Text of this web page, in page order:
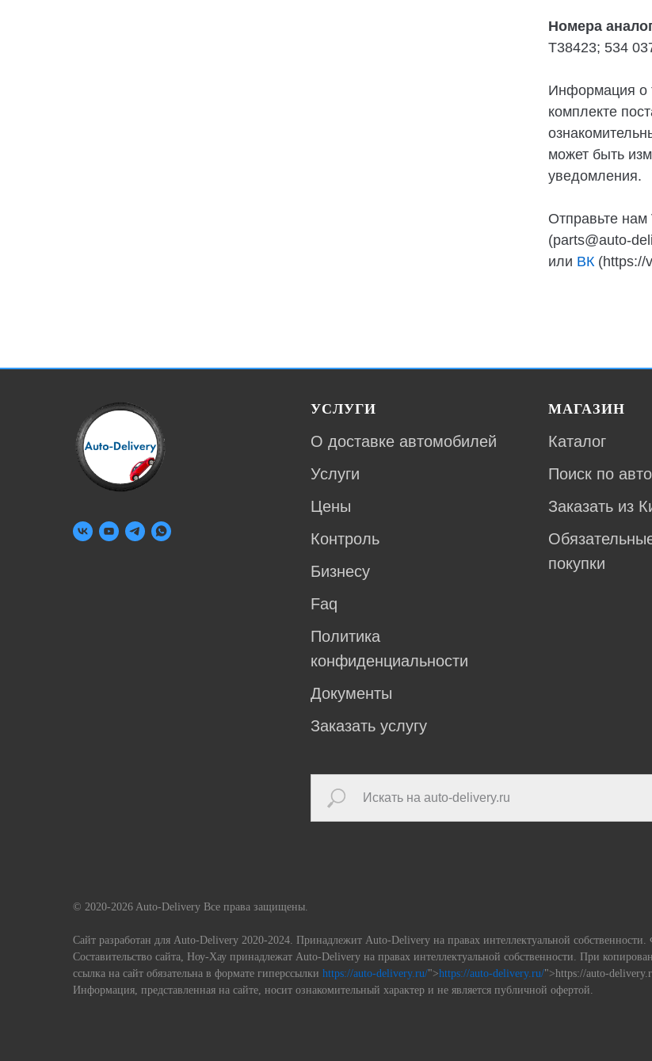
Номера
T38423; 534
Информация о
комплекте
может быть
уведомления.
Отправьте нам
(parts@auto-
или ВК (https://
УСЛУГИ
О доставке автомобилей
Услуги
Цены
Контроль
Бизнесу
Faq
Политика
конфиденциальности
Документы
Заказать услугу
МАГАЗИН
Каталог
Поиск по
Заказать из
покупки
© 2020-2026 Auto-Delivery Все права защищены.
Сайт разработан для Auto-Delivery 2020-2024. Принадлежит Auto-Delivery на правах интеллектуальной
Составительство сайта, Ноу-Хау принадлежат Auto-Delivery на правах интеллектуальной собственности. При
ссылка на сайт обязательна в формате гиперссылки https://auto-delivery.ru/">https://auto-delivery.ru/">https://auto-
Информация, представленная на сайте, носит ознакомительный характер и не является публичной офертой.